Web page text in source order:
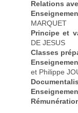
Relations
MARQUET
Principe et
DE JESUS
Classes
et Philippe